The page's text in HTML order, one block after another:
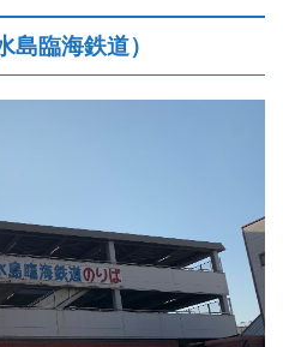
臨海鉄道）